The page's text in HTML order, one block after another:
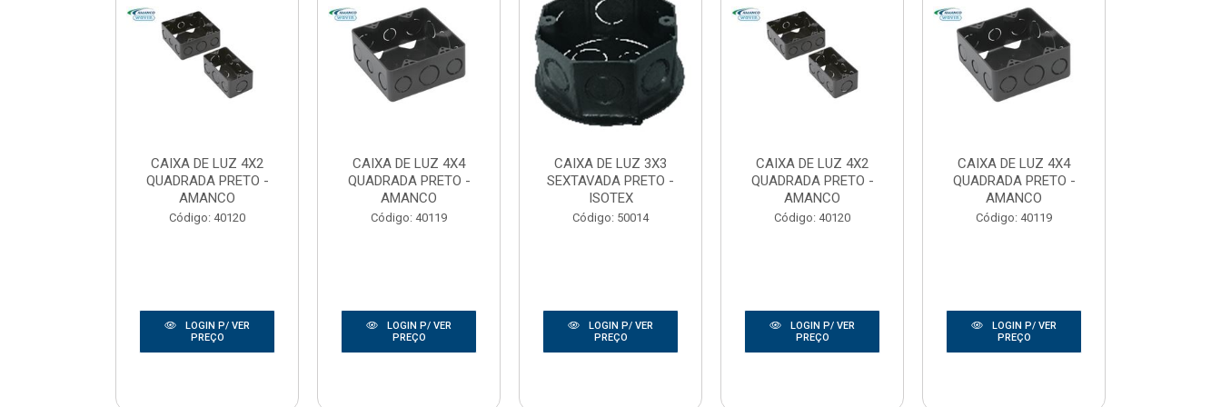
CAIXA DE LUZ 4X2
QUADRADA PRETO -
AMANCO
Código: 40120
LOGIN P/ VER
PREÇO
CAIXA DE LUZ 4X4
QUADRADA PRETO -
AMANCO
Código: 40119
LOGIN P/ VER
PREÇO
CAIXA DE LUZ 3X3
SEXTAVADA PRETO -
ISOTEX
Código: 50014
LOGIN P/ VER
PREÇO
CAIXA DE LUZ 4X2
QUADRADA PRETO -
AMANCO
Código: 40120
LOGIN P/ VER
PREÇO
CAIXA DE LUZ 4X4
QUADRADA PRETO -
AMANCO
Código: 40119
LOGIN P/ VER
PREÇO